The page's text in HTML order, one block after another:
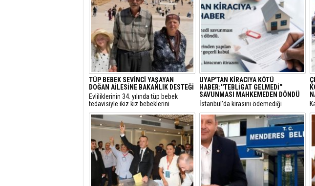
TÜP BEBEK SEVİNCİ YAŞAYAN
DOĞAN AİLESİNE BAKANLIK DESTEĞİ
​Evliliklerinin 34. yılında tüp bebek
tedavisiyle ikiz kız bebeklerini
kucaklarına alan ve Anıtkabir
ziyaretleriyle sosyal medyada büyük
beğeni toplayan Doğan ailesi için Aile
ve Sosyal Hizmetler Bakanlığı harekete
geçti.
UYAP'TAN KİRACIYA KÖTÜ
HABER:''TEBLİGAT GELMEDİ''
SAVUNMASI MAHKEMEDEN DÖNDÜ
​İstanbul’da kirasını ödemediği
gerekçesiyle hakkında icra takibi
başlatılan bir kiracının “Ödeme emri
elime ulaşmadı, takipten geç haberdar
oldum” diyerek yaptığı usulsüz tebligat
itirazı, İstinaf Mahkemesi’nin dikkat
çekici kararıyla sonuçsuz kaldı.